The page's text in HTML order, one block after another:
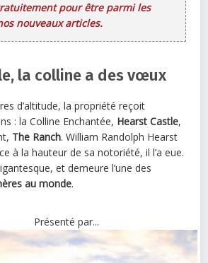
pour être parmi les
nouveaux articles.
la colline a des vœux
d’altitude, la propriété reçoit
: la Colline Enchantée, Hearst Castle,
The Ranch. William Randolph Hearst
à la hauteur de sa notoriété, il l’a eue.
et demeure l’une des
au monde.
Présenté par...